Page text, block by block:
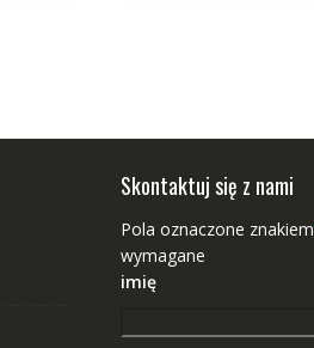
Skontaktuj się z nami
Pola oznaczone znakiem
wymagane
imię